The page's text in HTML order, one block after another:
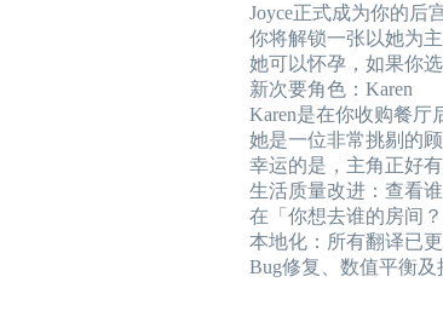
Joyce正式成为你的后
你将解锁一张以她为
她可以怀孕，如果你
新次要角色：Karen
Karen是在你收购餐厅
她是一位非常挑剔的
幸运的是，主角正好
生活质量改进：查看
在「你想去谁的房间
本地化：所有翻译已更
Bug修复、数值平衡及